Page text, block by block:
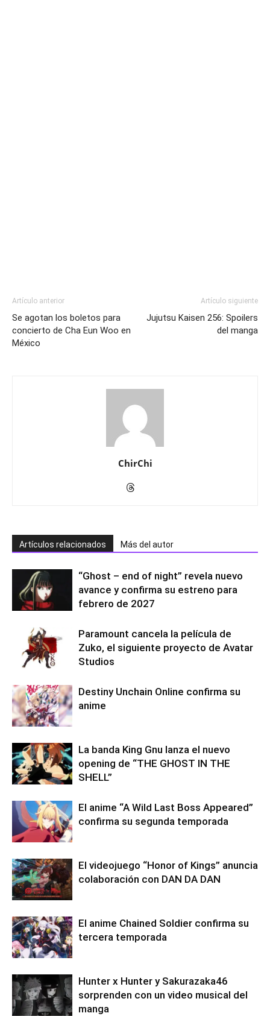
Artículo anterior
Se agotan los boletos para
concierto de Cha Eun Woo en
México
Artículo siguiente
Jujutsu Kaisen 256: Spoilers
del manga
ChirChi
Artículos relacionados Más del autor
“Ghost – end of night” revela nuevo
avance y confirma su estreno para
febrero de 2027
Paramount cancela la película de
Zuko, el siguiente proyecto de Avatar
Studios
Destiny Unchain Online confirma su
anime
La banda King Gnu lanza el nuevo
opening de “THE GHOST IN THE
SHELL”
El anime “A Wild Last Boss Appeared”
confirma su segunda temporada
El videojuego “Honor of Kings” anuncia
colaboración con DAN DA DAN
El anime Chained Soldier confirma su
tercera temporada
Hunter x Hunter y Sakurazaka46
sorprenden con un video musical del
manga